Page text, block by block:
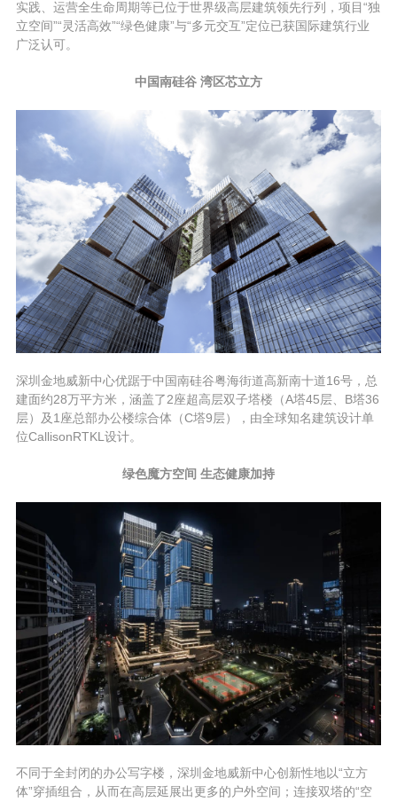
实践、运营全生命周期等已位于世界级高层建筑领先行列，项目“独
立空间”“灵活高效”“绿色健康”与“多元交互”定位已获国际建筑行业
广泛认可。
中国南硅谷 湾区芯立方
深圳金地威新中心优踞于中国南硅谷粤海街道高新南十道16号，总
建面约28万平方米，涵盖了2座超高层双子塔楼（A塔45层、B塔36
层）及1座总部办公楼综合体（C塔9层），由全球知名建筑设计单
位CallisonRTKL设计。
绿色魔方空间 生态健康加持
不同于全封闭的办公写字楼，深圳金地威新中心创新性地以“立方
体”穿插组合，从而在高层延展出更多的户外空间；连接双塔的“空